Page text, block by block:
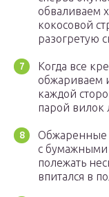
обваливаем
кокосовой
разогретую
Когда все
обжариваем
каждой
парой вилок
Обжаренные
с бумажными
полежать
впитался в